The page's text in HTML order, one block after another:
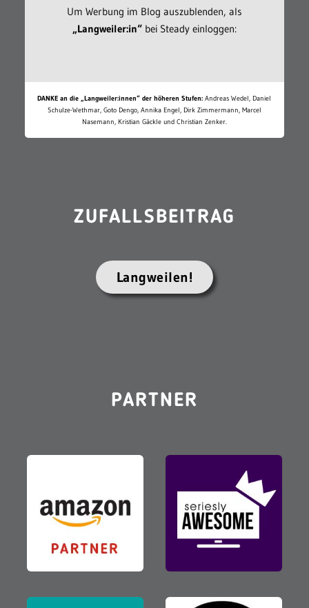
Um Werbung im Blog auszublenden, als
„Langweiler:in“bei Steady einloggen:
DANKE an die „Langweiler:innen“ der höheren Stufen: Andreas Wedel, Daniel
Schulze-Wethmar, Goto Dengo, Annika Engel, Dirk Zimmermann, Marcel
Nasemann, Kristian Gäckle und Christian Zenker.
ZUFALLSBEITRAG
Langweilen!
PARTNER